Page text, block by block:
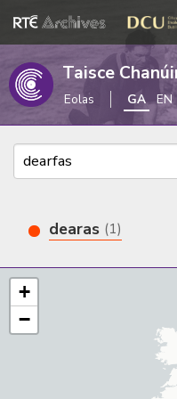
Taisce
Eolas GA EN
dearas (1)
+
−